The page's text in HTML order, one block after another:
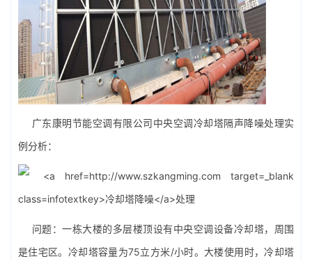
广东康明节能空调有限公司中央空调冷却塔隔声降噪处理实
例分析：
问题：一栋大楼的多层楼顶设有中央空调设备冷却塔，周围
是住宅区。冷却塔容量为75立方米/小时。大楼使用时，冷却塔